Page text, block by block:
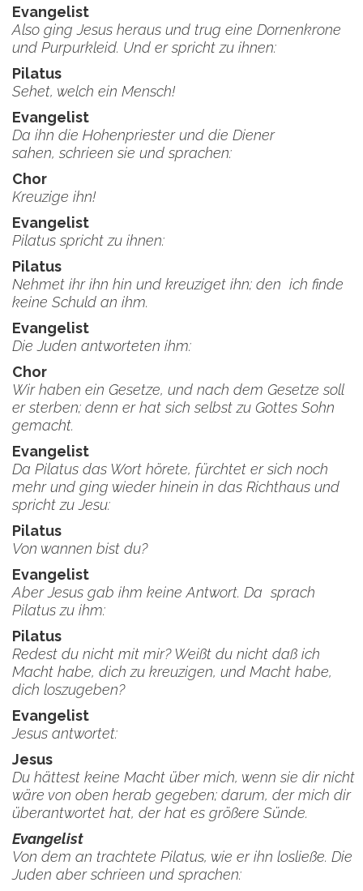
Evangelist
Also ging Jesus heraus und trug eine Dornenkrone
und Purpurkleid. Und er spricht zu ihnen:
Pilatus
Sehet, welch ein Mensch!
Evangelist
Da ihn die Hohenpriester und die Diener
sahen, schrieen sie und sprachen:
Chor
Kreuzige ihn!
Evangelist
Pilatus spricht zu ihnen:
Pilatus
Nehmet ihr ihn hin und kreuziget ihn; den ich finde
keine Schuld an ihm.
Evangelist
Die Juden antworteten ihm:
Chor
Wir haben ein Gesetze, und nach dem Gesetze soll
er sterben; denn er hat sich selbst zu Gottes Sohn
gemacht.
Evangelist
Da Pilatus das Wort hörete, fürchtet er sich noch
mehr und ging wieder hinein in das Richthaus und
spricht zu Jesu:
Pilatus
Von wannen bist du?
Evangelist
Aber Jesus gab ihm keine Antwort. Da sprach
Pilatus zu ihm:
Pilatus
Redest du nicht mit mir? Weißt du nicht daß ich
Macht habe, dich zu kreuzigen, und Macht habe,
dich loszugeben?
Evangelist
Jesus antwortet:
Jesus
Du hättest keine Macht über mich, wenn sie dir nicht
wäre von oben herab gegeben; darum, der mich dir
überantwortet hat, der hat es größere Sünde.
Evangelist
Von dem an trachtete Pilatus, wie er ihn losließe. Die
Juden aber schrieen und sprachen: